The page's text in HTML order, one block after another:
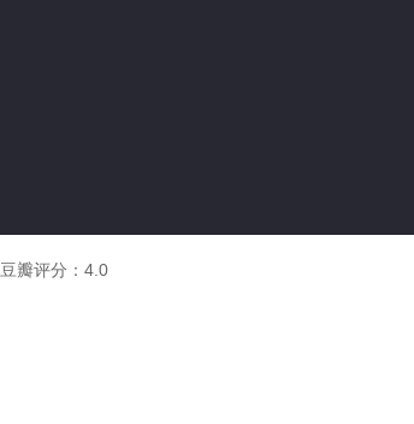
豆瓣评分： 4.0